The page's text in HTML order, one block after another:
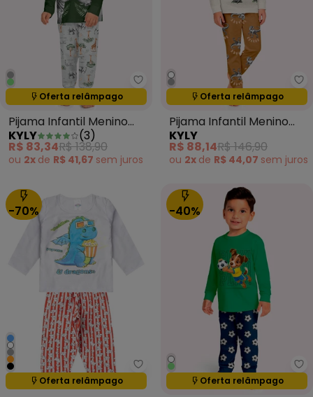
Kyly - Pijama Infantil Menino
Oferta relâmpago
Termina em:09:28:44
Pijama Infantil Menino
Bichinhos Verde
KYLY (3)
R$ 83,34R$ 138,90
ou 2x de R$ 41,67 sem juros
Oferta relâmpago
Termina em:09:28:44
Pijama Infantil Menino
Dinossauro Cinza
KYLY
R$ 88,14R$ 146,90
ou 2x de R$ 44,07 sem juros
-70%
Select - Pijama Menino Manga
Oferta relâmpago
Termina em:09:28:44
-40%
Oferta relâmpago
Termina em:09:28:44